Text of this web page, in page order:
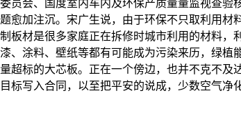
员会、国度室内车内及环保产质量量监视查
愈加注沉。宋广生说，由于环保不只取利用
板材是很多家庭正在拆修时城市利用的材料
、涂料、壁纸等都有可能成为污染来历，绿
超标的大芯板。正在一个傍边，也并不克不
标写入合同，以至把平安的说成，少数空气